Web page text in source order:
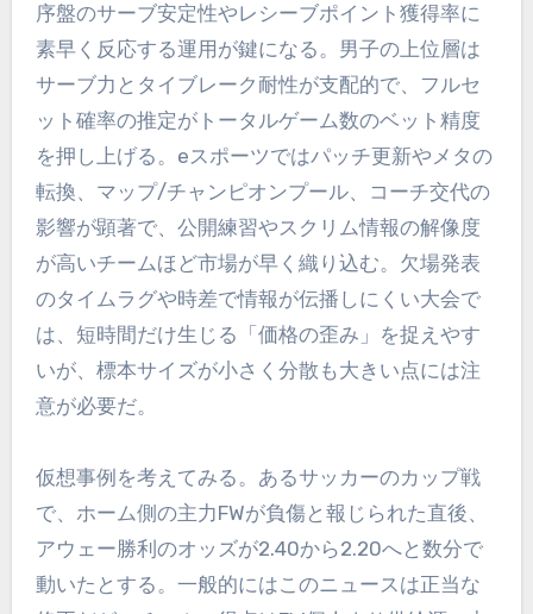
序盤のサーブ安定性やレシーブポイント獲得率に
素早く反応する運用が鍵になる。男子の上位層は
サーブ力とタイブレーク耐性が支配的で、フルセ
ット確率の推定がトータルゲーム数のベット精度
を押し上げる。eスポーツではパッチ更新やメタの
転換、マップ/チャンピオンプール、コーチ交代の
影響が顕著で、公開練習やスクリム情報の解像度
が高いチームほど市場が早く織り込む。欠場発表
のタイムラグや時差で情報が伝播しにくい大会で
は、短時間だけ生じる「価格の歪み」を捉えやす
いが、標本サイズが小さく分散も大きい点には注
意が必要だ。
仮想事例を考えてみる。あるサッカーのカップ戦
で、ホーム側の主力FWが負傷と報じられた直後、
アウェー勝利のオッズが2.40から2.20へと数分で
動いたとする。一般的にはこのニュースは正当な